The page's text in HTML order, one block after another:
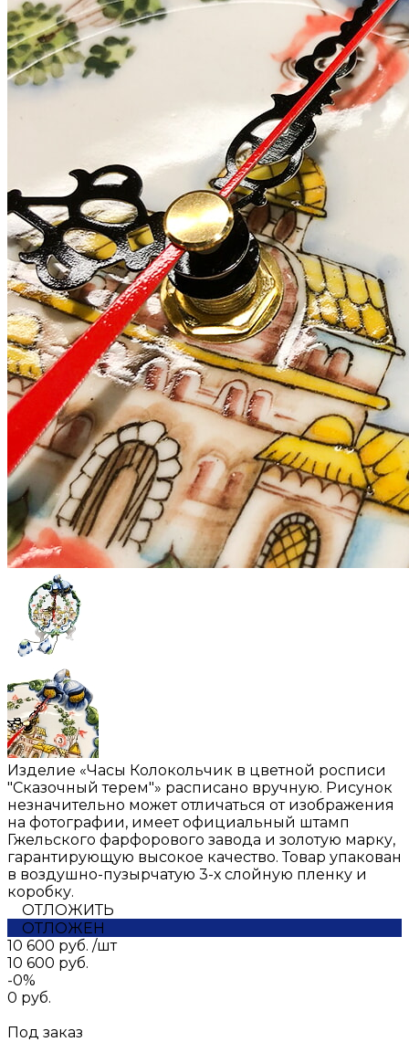
Изделие «Часы Колокольчик в цветной росписи
"Сказочный терем"» расписано вручную. Рисунок
незначительно может отличаться от изображения
на фотографии, имеет официальный штамп
Гжельского фарфорового завода и золотую марку,
гарантирующую высокое качество. Товар упакован
в воздушно-пузырчатую 3-х слойную пленку и
коробку.
ОТЛОЖИТЬ
ОТЛОЖЕН
10 600 руб. /шт
10 600 руб.
-0%
0 руб.
Под заказ